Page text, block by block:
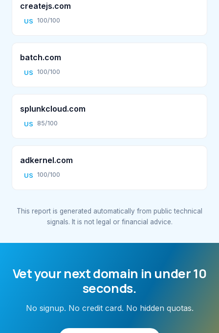
createjs.com
US 100/100
batch.com
US 100/100
splunkcloud.com
US 85/100
adkernel.com
US 100/100
This report is generated automatically from public technical
signals. It is not legal or financial advice.
Vet your next domain in under 10
seconds.
No signup. No credit card. No hidden quotas.